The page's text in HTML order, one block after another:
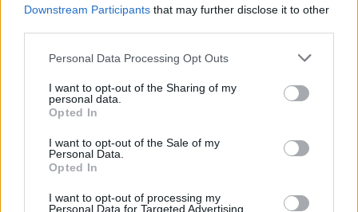
Downstream Participants that may further disclose it to other
Personal Data Processing Opt Outs
I want to opt-out of the Sharing of my
personal data.
Opted In
I want to opt-out of the Sale of my
Personal Data.
Opted In
I want to opt-out of processing my
Personal Data for Targeted Advertising.
Esim for USA|Esim for Italy| Esim for Spain | Esim